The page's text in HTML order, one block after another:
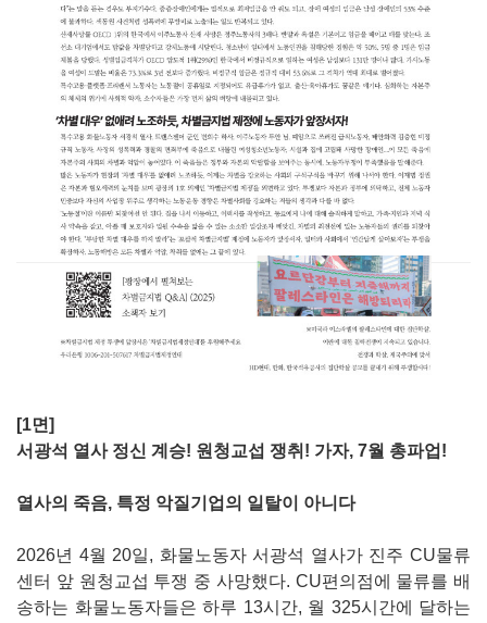
[1면]
서광석 열사 정신 계승! 원청교섭 쟁취! 가자, 7월 총파업!
열사의 죽음, 특정 악질기업의 일탈이 아니다
2026년 4월 20일, 화물노동자 서광석 열사가 진주 CU물류
센터 앞 원청교섭 투쟁 중 사망했다. CU편의점에 물류를 배
송하는 화물노동자들은 하루 13시간, 월 325시간에 달하는